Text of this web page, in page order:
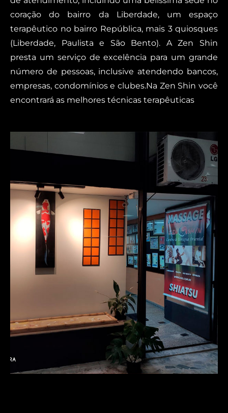
coração do bairro da Liberdade, um espaço
terapêutico no bairro República, mais 3 quiosques
(Liberdade, Paulista e São Bento). A Zen Shin
presta um serviço de excelência para um grande
número de pessoas, inclusive atendendo bancos,
empresas, condomínios e clubes.Na Zen Shin você
encontrará as melhores técnicas terapêuticas